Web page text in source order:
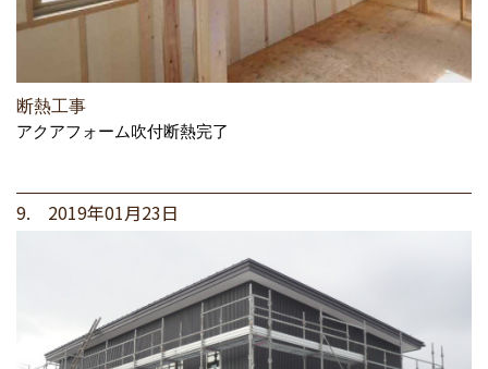
断熱工事
アクアフォーム吹付断熱完了
9. 2019年01月23日